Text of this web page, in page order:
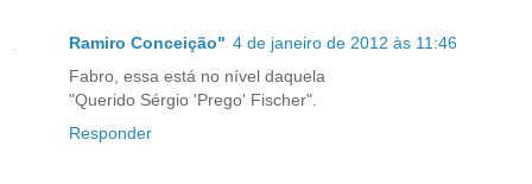
Ramiro Conceição" 4 de janeiro de 2012 às 11:46
Fabro, essa está no nível daquela
"Querido Sérgio 'Prego' Fischer".
Responder